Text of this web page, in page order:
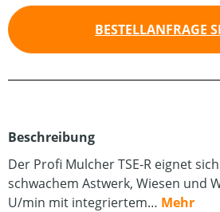
BESTELLANFRAGE
Beschreibung
Der Profi Mulcher TSE-R eignet
schwachem Astwerk, Wiesen und
U/min mit integriertem… Mehr